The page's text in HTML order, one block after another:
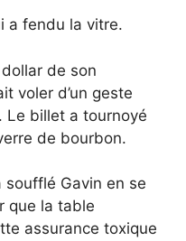
a fendu la vitre.
de son
voler d’un geste
Le billet a tournoyé
de bourbon.
soufflé Gavin en se
que la table
assurance toxique